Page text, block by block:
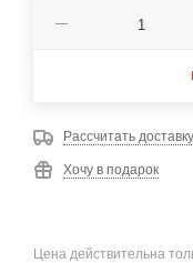
Рассчитать доставку
Хочу в подарок
Цена действительна